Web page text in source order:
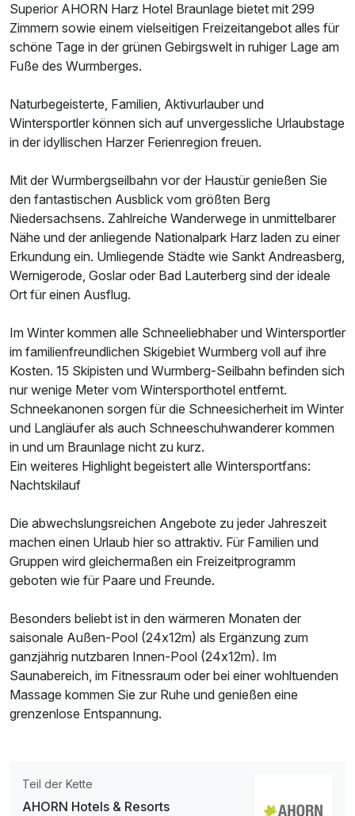
Ausstattung
Für 4 Tage p.P. ab
1 Erwachsenen und 1 Kind
Zusatznächte
Für 4 Tage p.P. ab546,00 €
Einzelzimmer Panorama
Superior AHORN Harz Hotel Braunlage bietet mit 299
Zimmern sowie einem vielseitigen Freizeitangebot alles für
schöne Tage in der grünen Gebirgswelt in ruhiger Lage am
Fuße des Wurmberges.
Naturbegeisterte, Familien, Aktivurlauber und
Wintersportler können sich auf unvergessliche Urlaubstage
in der idyllischen Harzer Ferienregion freuen.
Mit der Wurmbergseilbahn vor der Haustür genießen Sie
den fantastischen Ausblick vom größten Berg
Niedersachsens. Zahlreiche Wanderwege in unmittelbarer
Nähe und der anliegende Nationalpark Harz laden zu einer
Erkundung ein. Umliegende Städte wie Sankt Andreasberg,
Wernigerode, Goslar oder Bad Lauterberg sind der ideale
Ort für einen Ausflug.
Im Winter kommen alle Schneeliebhaber und Wintersportler
im familienfreundlichen Skigebiet Wurmberg voll auf ihre
Kosten. 15 Skipisten und Wurmberg-Seilbahn befinden sich
nur wenige Meter vom Wintersporthotel entfernt.
Schneekanonen sorgen für die Schneesicherheit im Winter
und Langläufer als auch Schneeschuhwanderer kommen
in und um Braunlage nicht zu kurz.
Ein weiteres Highlight begeistert alle Wintersportfans:
Nachtskilauf
Die abwechslungsreichen Angebote zu jeder Jahreszeit
machen einen Urlaub hier so attraktiv. Für Familien und
Gruppen wird gleichermaßen ein Freizeitprogramm
geboten wie für Paare und Freunde.
Besonders beliebt ist in den wärmeren Monaten der
saisonale Außen-Pool (24x12m) als Ergänzung zum
ganzjährig nutzbaren Innen-Pool (24x12m). Im
Saunabereich, im Fitnessraum oder bei einer wohltuenden
Massage kommen Sie zur Ruhe und genießen eine
grenzenlose Entspannung.
Teil der Kette
AHORN Hotels & Resorts